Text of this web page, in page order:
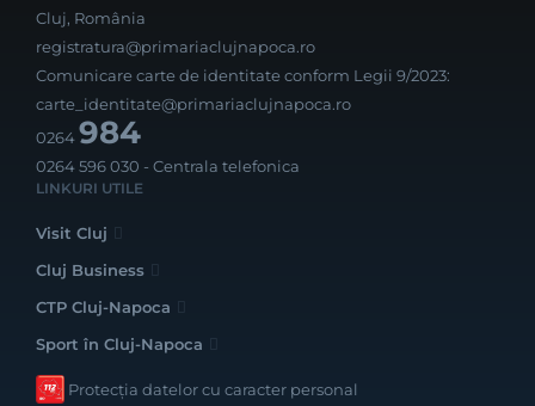
Cluj, România
registratura@primariaclujnapoca.ro
Comunicare carte de identitate conform Legii 9/2023:
carte_identitate@primariaclujnapoca.ro
0264984
0264 596 030 - Centrala telefonica
LINKURI UTILE
Visit Cluj
Cluj Business
CTP Cluj-Napoca
Sport în Cluj-Napoca
Protecția datelor cu caracter personal